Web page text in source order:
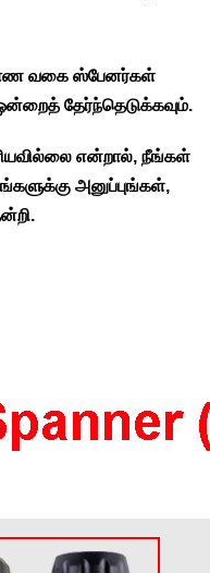
வகை ஸ்பேனர்கள்
தேர்ந்தெடுக்கவும்.
என்றால், நீங்கள்
அனுப்புங்கள்,